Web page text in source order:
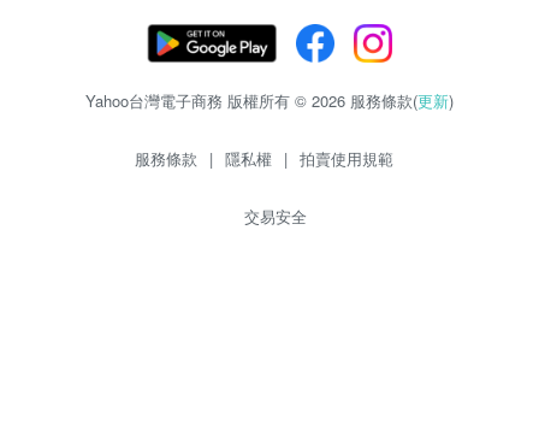
Yahoo台灣電子商務 版權所有 © 2026 服務條款(更新)
服務條款 | 隱私權 | 拍賣使用規範
交易安全